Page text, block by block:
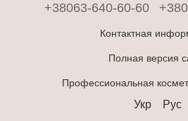
+38063-640-60-60
Контактная
Полная версия
Профессиональная
Укр Рус